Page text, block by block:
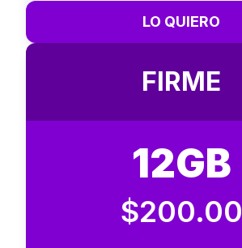
LO QUIERO
FIRME
12GB
$200.00